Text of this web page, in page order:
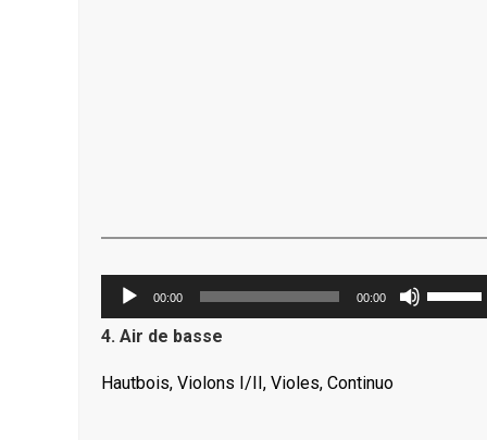
Lecteur
audio
00:00 00:00
Utilisez
les
4. Air de basse
Hautbois, Violons I/II, Violes, Continuo